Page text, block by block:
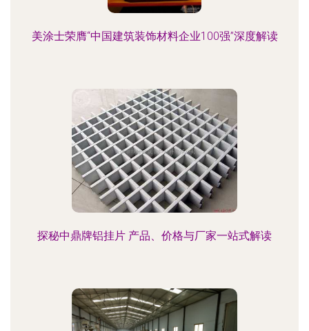
美涂士荣膺“中国建筑装饰材料企业100强”深度解读
探秘中鼎牌铝挂片 产品、价格与厂家一站式解读